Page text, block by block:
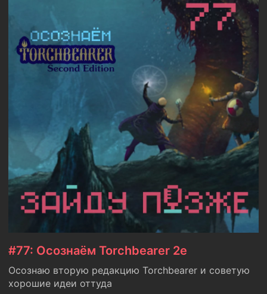
#77: Осознаём Torchbearer 2e
Осознаю вторую редакцию Torchbearer и советую
хорошие идеи оттуда